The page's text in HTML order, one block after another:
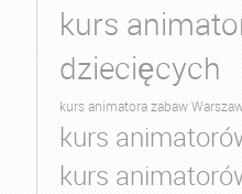
kurs
dziecięcych
kurs animatora zabaw
kurs
kurs